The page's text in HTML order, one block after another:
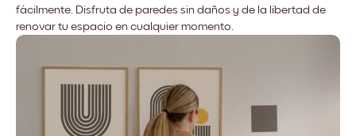
fácilmente. Disfruta de paredes sin daños y de la libertad de
renovar tu espacio en cualquier momento.